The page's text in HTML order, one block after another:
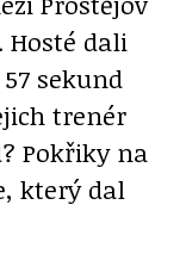
Hosté dali
sekund
trenér
Pokřiky na
který dal